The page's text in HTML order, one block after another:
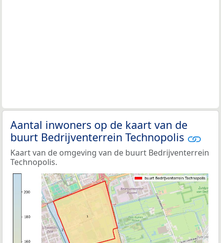
Aantal inwoners op de kaart van de
buurt Bedrijventerrein Technopolis
Kaart van de omgeving van de buurt Bedrijventerrein
Technopolis.